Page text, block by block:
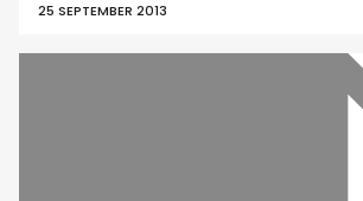
25 SEPTEMBER 2013